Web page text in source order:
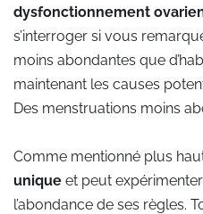
dysfonctionnement
s’interroger si vous
moins abondantes que
maintenant les causes
Des menstruations moins
Comme mentionné plus
unique et peut
l’abondance de ses règles.